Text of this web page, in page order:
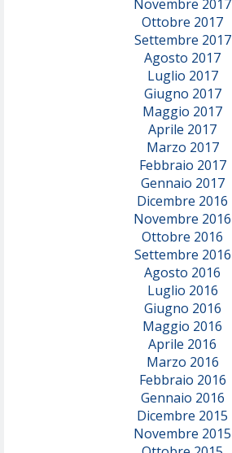
Novembre 2017
Ottobre 2017
Settembre 2017
Agosto 2017
Luglio 2017
Giugno 2017
Maggio 2017
Aprile 2017
Marzo 2017
Febbraio 2017
Gennaio 2017
Dicembre 2016
Novembre 2016
Ottobre 2016
Settembre 2016
Agosto 2016
Luglio 2016
Giugno 2016
Maggio 2016
Aprile 2016
Marzo 2016
Febbraio 2016
Gennaio 2016
Dicembre 2015
Novembre 2015